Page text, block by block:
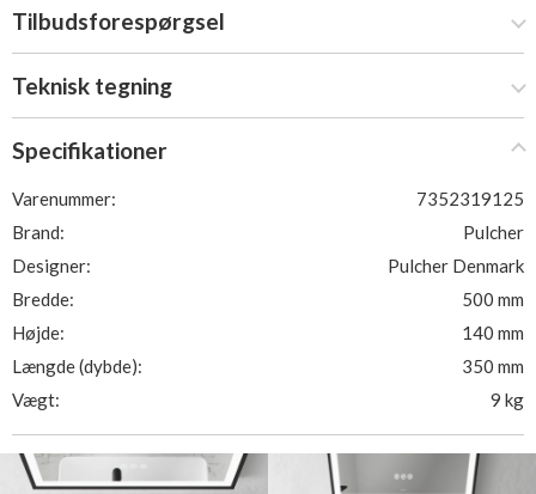
Tilbudsforespørgsel
Teknisk tegning
Specifikationer
Varenummer:
7352319125
Brand:
Pulcher
Designer:
Pulcher Denmark
Bredde:
500 mm
Højde:
140 mm
Længde (dybde):
350 mm
Vægt:
9 kg